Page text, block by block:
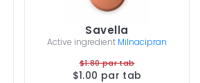
Savella
Active ingredient Milnacipran
$1.80 par tab
$1.00 par tab